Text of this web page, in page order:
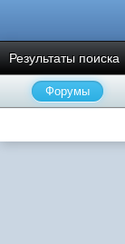
Результаты поиска
Форумы